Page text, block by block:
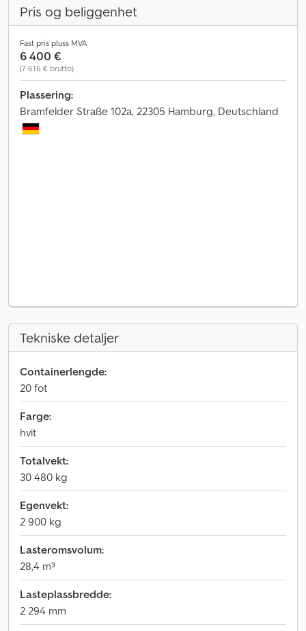
Pris og beliggenhet
Fast pris pluss MVA
6 400 €
(7 616 € brutto)
Plassering:
Bramfelder Straße 102a, 22305 Hamburg, Deutschland
Tekniske detaljer
Containerlengde:
20 fot
Farge:
hvit
Totalvekt:
30 480 kg
Egenvekt:
2 900 kg
Lasteromsvolum:
28,4 m³
Lasteplassbredde:
2 294 mm